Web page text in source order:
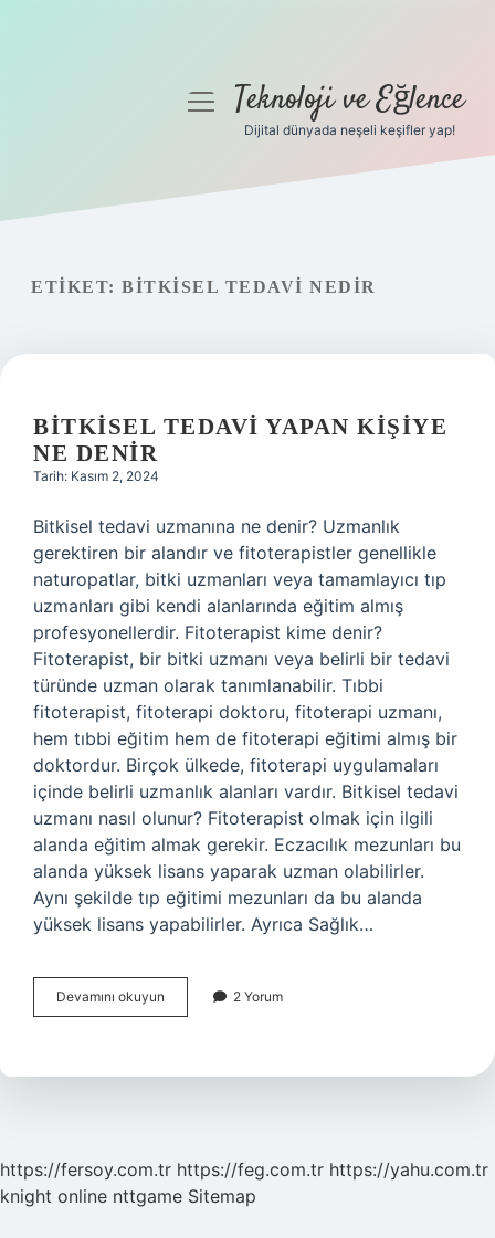
Gizlilik Politikası
menüyüTeknoloji ve Eğlence
Dijital dünyada neşeli keşifler yap!
ETIKET: BITKISEL TEDAVI NEDIR
BITKISEL TEDAVI YAPAN KIŞIYE
NE DENIR
Tarih: Kasım 2, 2024
Bitkisel tedavi uzmanına ne denir? Uzmanlık
gerektiren bir alandır ve fitoterapistler genellikle
naturopatlar, bitki uzmanları veya tamamlayıcı tıp
uzmanları gibi kendi alanlarında eğitim almış
profesyonellerdir. Fitoterapist kime denir?
Fitoterapist, bir bitki uzmanı veya belirli bir tedavi
türünde uzman olarak tanımlanabilir. Tıbbi
fitoterapist, fitoterapi doktoru, fitoterapi uzmanı,
hem tıbbi eğitim hem de fitoterapi eğitimi almış bir
doktordur. Birçok ülkede, fitoterapi uygulamaları
içinde belirli uzmanlık alanları vardır. Bitkisel tedavi
uzmanı nasıl olunur? Fitoterapist olmak için ilgili
alanda eğitim almak gerekir. Eczacılık mezunları bu
alanda yüksek lisans yaparak uzman olabilirler.
Aynı şekilde tıp eğitimi mezunları da bu alanda
yüksek lisans yapabilirler. Ayrıca Sağlık…
Devamını okuyun
Tedavi
Ne
2 Yorum
https://fersoy.com.tr https://feg.com.tr https://yahu.com.tr
knight online nttgame Sitemap